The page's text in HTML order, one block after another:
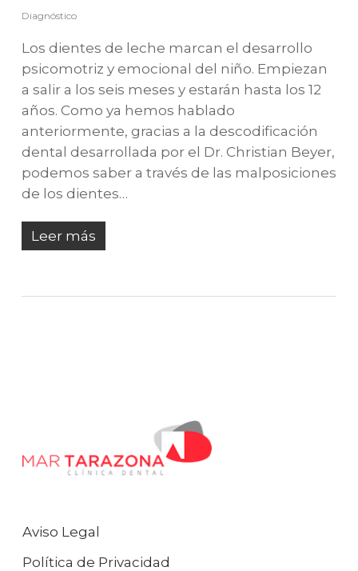
Diagnóstico
Los dientes de leche marcan el desarrollo
psicomotriz y emocional del niño. Empiezan
a salir a los seis meses y estarán hasta los 12
años. Como ya hemos hablado
anteriormente, gracias a la descodificación
dental desarrollada por el Dr. Christian Beyer,
podemos saber a través de las malposiciones
de los dientes…
Leer más
Aviso Legal
Política de Privacidad